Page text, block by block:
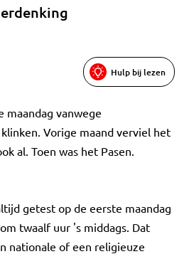
Hulp bij lezen
maandag vanwege
Vorige maand verviel het
al. Toen was het Pasen.
getest op de eerste maandag
twaalf uur 's middags. Dat
nationale of een religieuze